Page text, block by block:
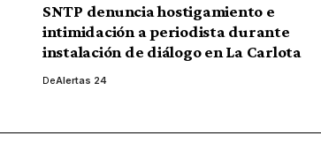
SNTP denuncia hostigamiento e
intimidación a periodista durante
instalación de diálogo en La Carlota
DeAlertas 24